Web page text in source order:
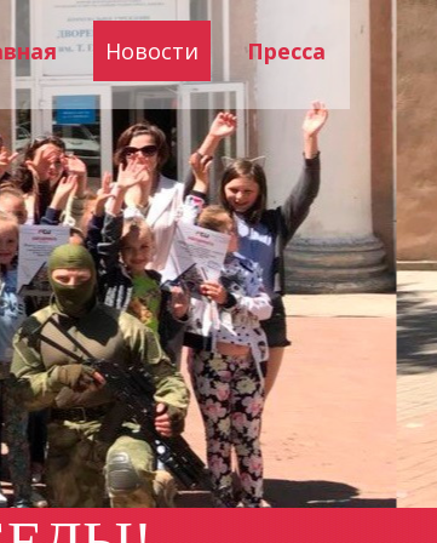
Новости Пресса